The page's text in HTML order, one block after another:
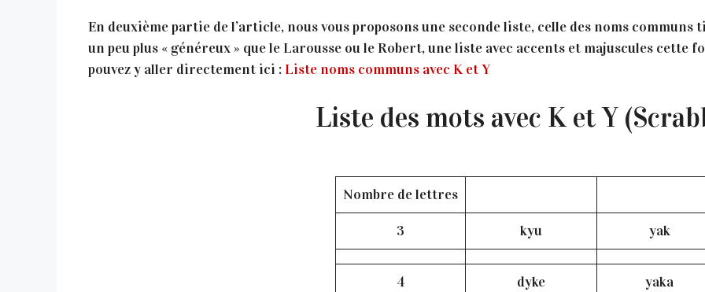
En deuxième partie de l’article, nous vous proposons une seconde liste, celle des noms communs
un peu plus « généreux » que le Larousse ou le Robert, une liste avec accents et majuscules cette
pouvez y aller directement ici :Liste noms communs avec K et Y
Liste des mots avec K et Y
Nombre de lettres
3 kyu yak
4 dyke yaka